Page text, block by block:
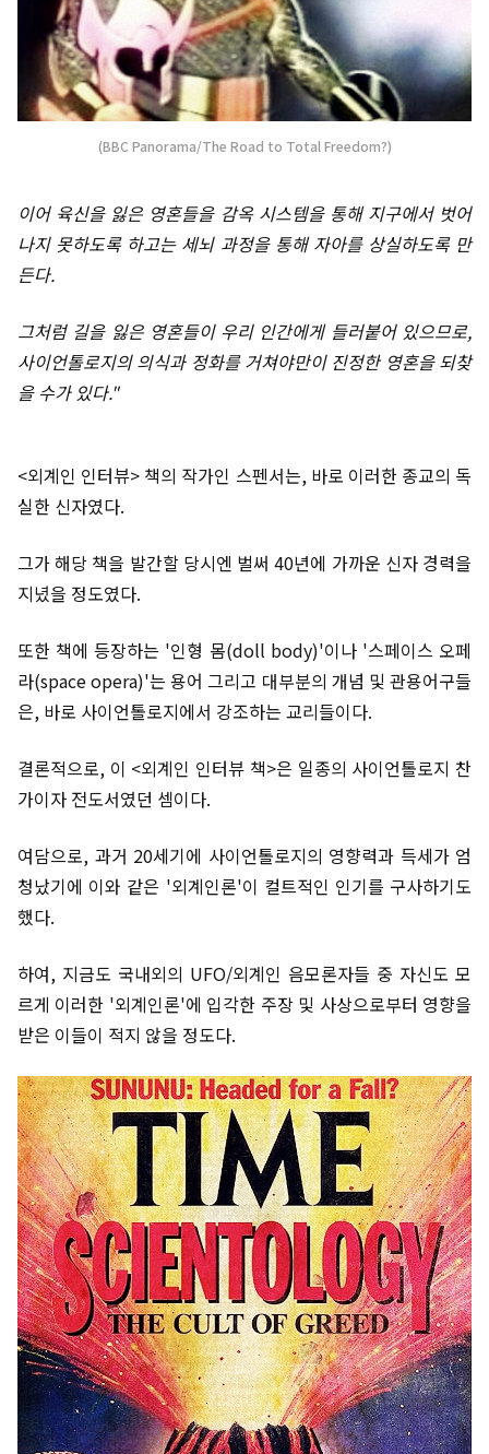
(BBC Panorama/The Road to Total Freedom?)
이어 육신을 잃은 영혼들을 감옥 시스템을 통해 지구에서 벗어
나지 못하도록 하고는 세뇌 과정을 통해 자아를 상실하도록 만
든다.
그처럼 길을 잃은 영혼들이 우리 인간에게 들러붙어 있으므로,
사이언톨로지의 의식과 정화를 거쳐야만이 진정한 영혼을 되찾
을 수가 있다."
<외계인 인터뷰> 책의 작가인 스펜서는, 바로 이러한 종교의 독
실한 신자였다.
그가 해당 책을 발간할 당시엔 벌써 40년에 가까운 신자 경력을
지녔을 정도였다.
또한 책에 등장하는 '인형 몸(doll body)'이나 '스페이스 오페
라(space opera)'는 용어 그리고 대부분의 개념 및 관용어구들
은, 바로 사이언톨로지에서 강조하는 교리들이다.
결론적으로, 이 <외계인 인터뷰 책>은 일종의 사이언톨로지 찬
가이자 전도서였던 셈이다.
여담으로, 과거 20세기에 사이언톨로지의 영향력과 득세가 엄
청났기에 이와 같은 '외계인론'이 컬트적인 인기를 구사하기도
했다.
하여, 지금도 국내외의 UFO/외계인 음모론자들 중 자신도 모
르게 이러한 '외계인론'에 입각한 주장 및 사상으로부터 영향을
받은 이들이 적지 않을 정도다.